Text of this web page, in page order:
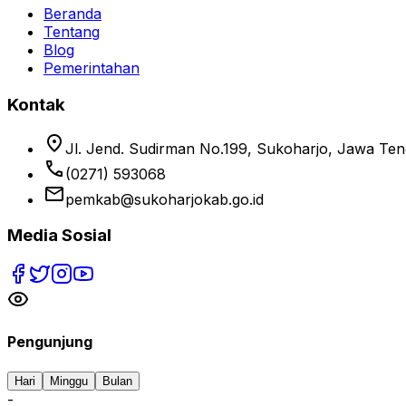
Beranda
Tentang
Blog
Pemerintahan
Kontak
location_on Jl. Jend. Sudirman No.199, Sukoharjo, Jawa
phone (0271) 593068
emailpemkab@sukoharjokab.go.id
Media Sosial
Pengunjung
Hari Minggu Bulan
-